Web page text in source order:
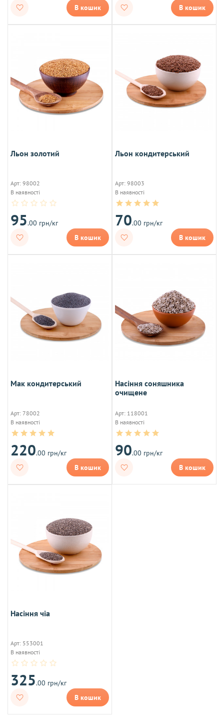
В кошик
В кошик
Льон золотий
Арт: 98002
В наявності
95.00 грн/кг
В кошик
Льон кондитерський
Арт: 98003
В наявності
70.00 грн/кг
В кошик
Мак кондитерський
Арт: 78002
В наявності
220.00 грн/кг
В кошик
Насіння соняшника
очищене
Арт: 118001
В наявності
90.00 грн/кг
В кошик
Насіння чіа
Арт: 553001
В наявності
325.00 грн/кг
В кошик